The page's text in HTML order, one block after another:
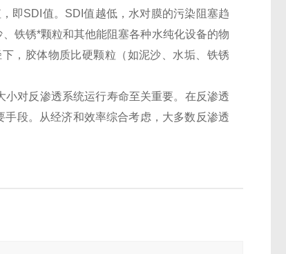
即SDI值。SDI值越低，水对膜的污染阻塞趋
铁锈*颗粒和其他能阻塞各种水纯化设备的物
，胶体物质比硬颗粒（如泥沙、水垢、铁锈
对反渗透系统运行寿命至关重要。在反渗透
段。从经济和效率综合考虑，大多数反渗透